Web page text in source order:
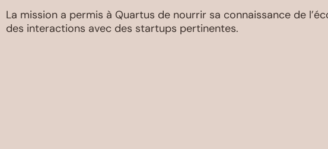
La mission a permis à Quartus de nourrir sa connaissance de
des interactions avec des startups pertinentes.